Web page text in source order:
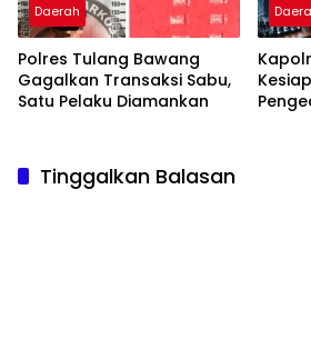
Daerah
Polres Tulang Bawang
Gagalkan Transaksi Sabu,
Satu Pelaku Diamankan
Tinggalkan Balasan